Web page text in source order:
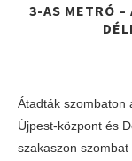
3-AS METRÓ –
Átadták szombaton
Újpest-központ és
szakaszon